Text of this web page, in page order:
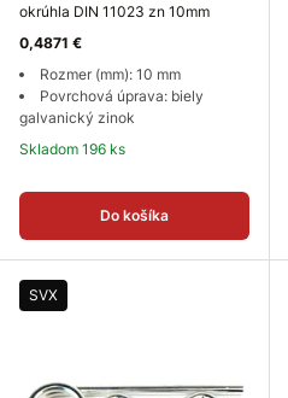
okrúhla DIN 11023 zn 10mm
0,4871 €
Rozmer (mm): 10 mm
Povrchová úprava: biely
galvanický zinok
Skladom 196 ks
Do košíka
SVX